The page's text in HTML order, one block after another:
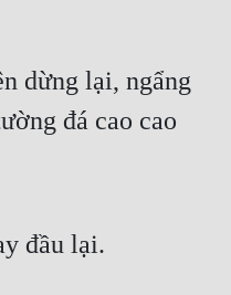
dừng lại, ngẩng
đá cao cao
đầu lại.